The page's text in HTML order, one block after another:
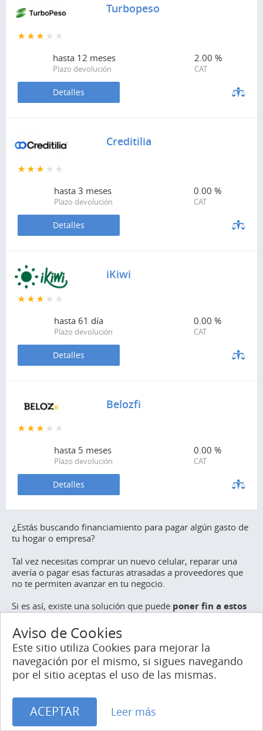
Turbopeso
hasta 12 meses
Plazo devolución
2.00 %
CAT
Detalles
Creditilia
hasta 3 meses
Plazo devolución
0.00 %
CAT
Detalles
iKiwi
hasta 61 día
Plazo devolución
0.00 %
CAT
Detalles
Belozfi
hasta 5 meses
Plazo devolución
0.00 %
CAT
Detalles
¿Estás buscando financiamiento para pagar algún gasto de
tu hogar o empresa?
Tal vez necesitas comprar un nuevo celular, reparar una
avería o pagar esas facturas atrasadas a proveedores que
no te permiten avanzar en tu negocio.
Si es así, existe una solución que puede poner fin a estos
pasado alguna vez: los microcréditos.
Este tipo de créditos son usados cada vez por más
ciudadanos mexicanos para afrontar esos pequeños
imprevistos que a menudo surgen cuando hay falta de
liquidez.
Pero, ¿sabes qué son realmente estos productos de
financiamiento?
Aviso de Cookies
Este sitio utiliza Cookies para mejorar la
navegación por el mismo, si sigues navegando
por el sitio aceptas el uso de las mismas.
ACEPTAR Leer más